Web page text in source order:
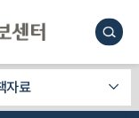
자료